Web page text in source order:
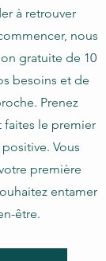
à retrouver
nous
gratuite de 10
besoins et de
Prenez
faites le premier
Vous
première
entamer
être.